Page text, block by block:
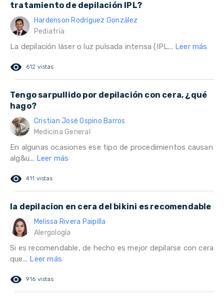
tratamiento de depilación IPL?
Hardenson Rodríguez González
Pediatría
La depilación láser o luz pulsada intensa (IPL... Leer más
remove_red_eye 612 vistas
Tengo sarpullido por depilación con cera, ¿qué
hago?
Cristian José Ospino Barros
Medicina General
En algunas ocasiones ese tipo de procedimientos causan
alg&u... Leer más
remove_red_eye 411 vistas
la depilacion en cera del bikini es recomendable
Melissa Rivera Paipilla
Alergología
Si es recomendable, de hecho es mejor depilarse con cera
que... Leer más
remove_red_eye 916 vistas